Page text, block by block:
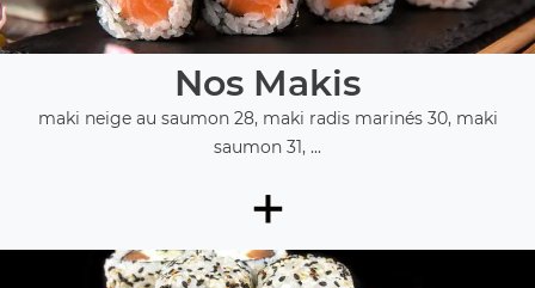
Nos Makis
maki neige au saumon 28, maki radis marinés 30, maki
saumon 31, ...
+